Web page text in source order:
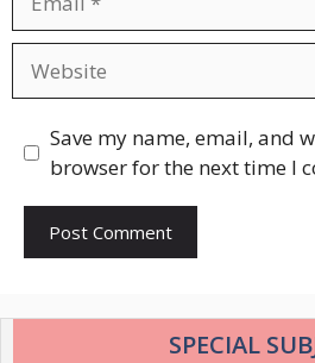
Save my name, email, and
browser for the next time I
SPECIAL